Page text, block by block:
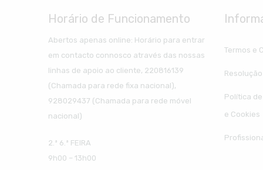
Horário de Funcionamento
Abertos apenas online: Horário para entrar
em contacto connosco através das nossas
linhas de apoio ao cliente, 220816139
(Chamada para rede fixa nacional),
928029437 (Chamada para rede móvel
nacional)
2.ª 6.ª FEIRA
9h00 – 13h00
Termos e
Política
e Cookies